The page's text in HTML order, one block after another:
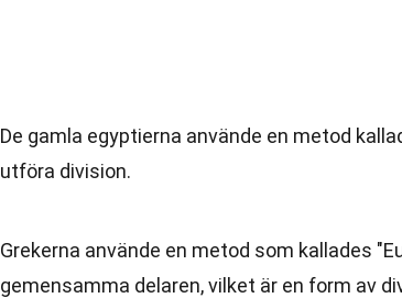
De gamla egyptierna använde en metod
utföra division.
Grekerna använde en metod som kallades
gemensamma delaren, vilket är en form av